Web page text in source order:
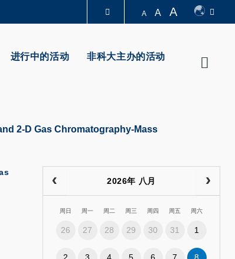
图书馆
A A A
进行中的活动 非科大主办的活动
2-D Gas Chromatography-Mass
2026年 八月
周日 周一 周二 周三 周四 周五 周六
26 27 28 29 30 31 1
2 3 4 5 6 7 8